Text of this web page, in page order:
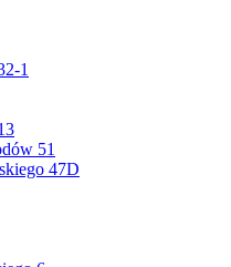
1
51
47D